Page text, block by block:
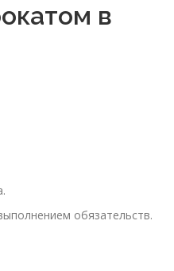
в
обязательств.